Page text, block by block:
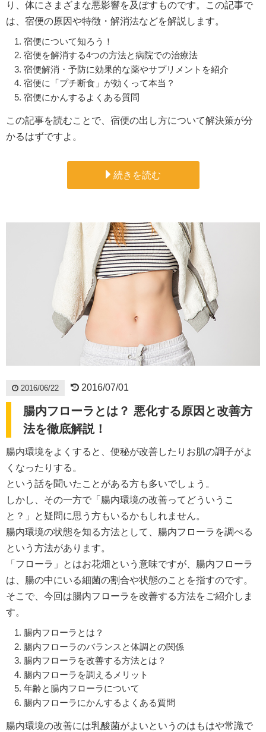
り、体にさまざまな悪影響を及ぼすものです。この記事で
は、宿便の原因や特徴・解消法などを解説します。
宿便について知ろう！
宿便を解消する4つの方法と病院での治療法
宿便解消・予防に効果的な薬やサプリメントを紹介
宿便に「プチ断食」が効くって本当？
宿便にかんするよくある質問
この記事を読むことで、宿便の出し方について解決策が分
かるはずですよ。
続きを読む
2016/06/22 2016/07/01
腸内フローラとは？ 悪化する原因と改善方
法を徹底解説！
腸内環境をよくすると、便秘が改善したりお肌の調子がよ
くなったりする。
という話を聞いたことがある方も多いでしょう。
しかし、その一方で「腸内環境の改善ってどういうこ
と？」と疑問に思う方もいるかもしれません。
腸内環境の状態を知る方法として、腸内フローラを調べる
という方法があります。
「フローラ」とはお花畑という意味ですが、腸内フローラ
は、腸の中にいる細菌の割合や状態のことを指すのです。
そこで、今回は腸内フローラを改善する方法をご紹介しま
す。
腸内フローラとは？
腸内フローラのバランスと体調との関係
腸内フローラを改善する方法とは？
腸内フローラを調えるメリット
年齢と腸内フローラについて
腸内フローラにかんするよくある質問
腸内環境の改善には乳酸菌がよいというのはもはや常識で